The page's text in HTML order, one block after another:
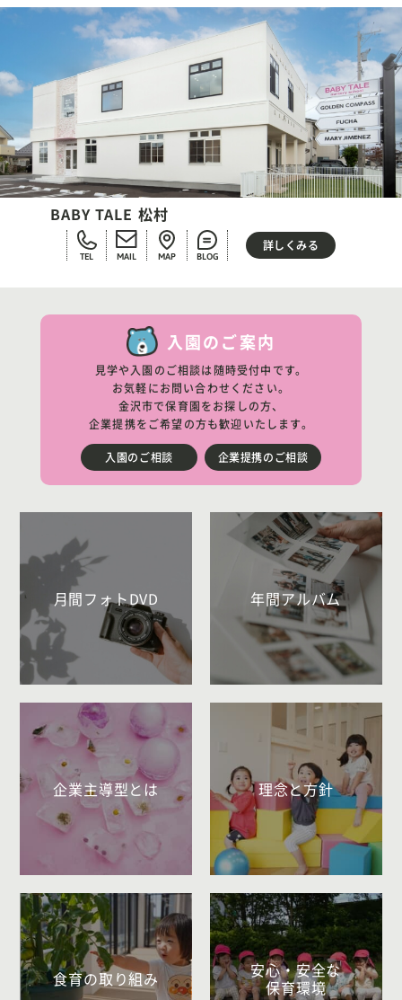
BABY TALE 松村
TEL MAIL MAP BLOG
詳しくみる
入園のご案内
見学や入園のご相談は随時受付中です。
お気軽にお問い合わせください。
金沢市で保育園をお探しの方、
企業提携をご希望の方も歓迎いたします。
入園のご相談 企業提携のご相談
月間フォトDVD 年間アルバム
企業主導型とは 理念と方針
食育の取り組み
安心・安全な
保育環境